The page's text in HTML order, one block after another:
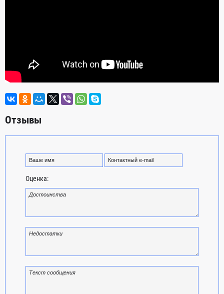
Отзывы
Оценка: